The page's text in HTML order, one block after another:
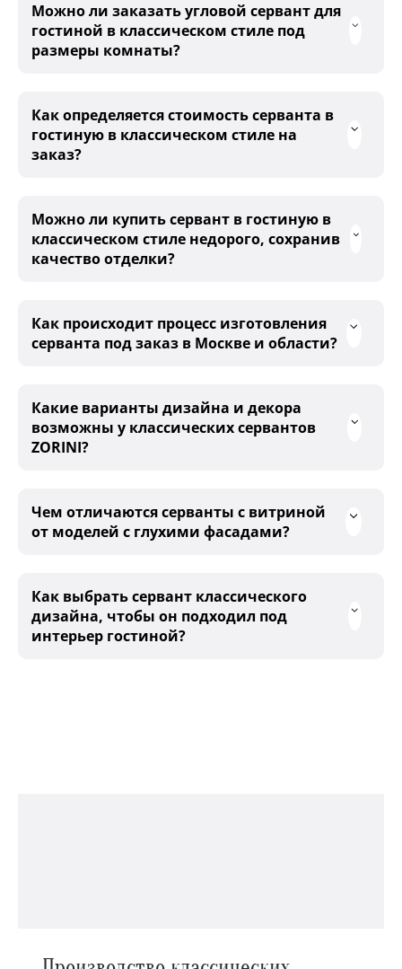
Можно ли заказать угловой сервант для
гостиной в классическом стиле под
размеры комнаты?
Как определяется стоимость серванта в
гостиную в классическом стиле на
заказ?
Можно ли купить сервант в гостиную в
классическом стиле недорого, сохранив
качество отделки?
Как происходит процесс изготовления
серванта под заказ в Москве и области?
Какие варианты дизайна и декора
возможны у классических сервантов
ZORINI?
Чем отличаются серванты с витриной
от моделей с глухими фасадами?
Как выбрать сервант классического
дизайна, чтобы он подходил под
интерьер гостиной?